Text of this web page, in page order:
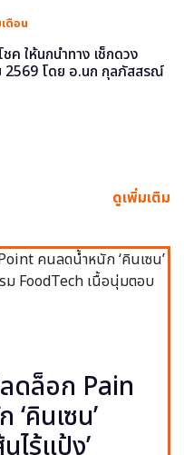
ดือน
ชค ให้นกนำทาง เช็กดวง
2569 โดย อ.นก กุลภัสสรณ์
ดูเพิ่มเติม
ดล็อก Pain
คินเซน’